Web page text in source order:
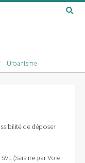
Urbanisme
de déposer
(Saisine par Voie